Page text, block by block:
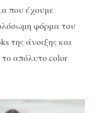
που έχουμε
φόρμα του
της άνοιξης και
το απόλυτο color